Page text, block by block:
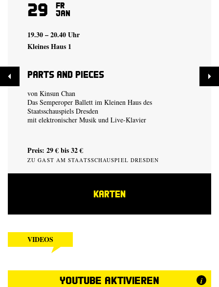
29 Fr
Jan
19.30 – 20.40 Uhr
Kleines Haus 1
Parts and Pieces
von Kinsun Chan
Das Semperoper Ballett im Kleinen Haus des
Staatsschauspiels Dresden
mit elektronischer Musik und Live-Klavier
Preis: 29 € bis 32 €
ZU GAST AM STAATSSCHAUSPIEL DRESDEN
KARTEN
VIDEOS
YouTube aktivieren i